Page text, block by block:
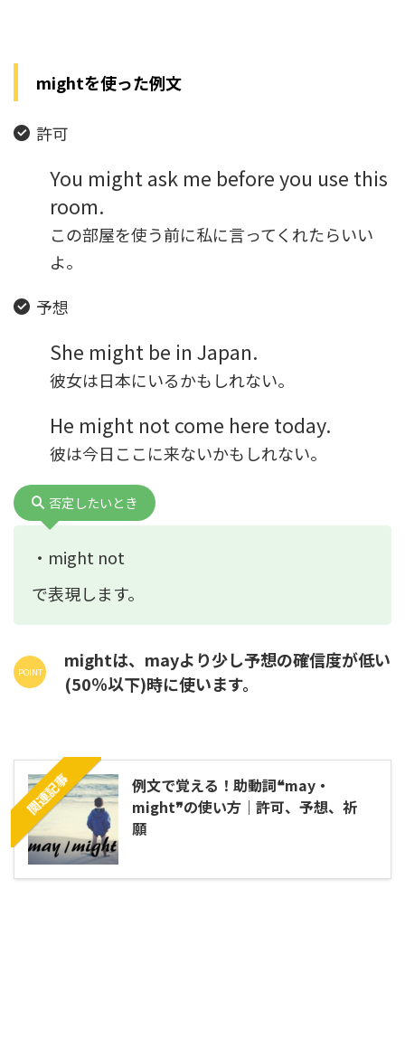
mightを使った例文
許可
You might ask me before you use this
room.
この部屋を使う前に私に言ってくれたらいい
よ。
予想
She might be in Japan.
彼女は日本にいるかもしれない。
He might not come here today.
彼は今日ここに来ないかもしれない。
否定したいとき
・might not
で表現します。
mightは、mayより少し予想の確信度が低い
(50％以下)時に使います。
関連記事
例文で覚える！助動詞❝may・
might❞の使い方｜許可、予想、祈
願